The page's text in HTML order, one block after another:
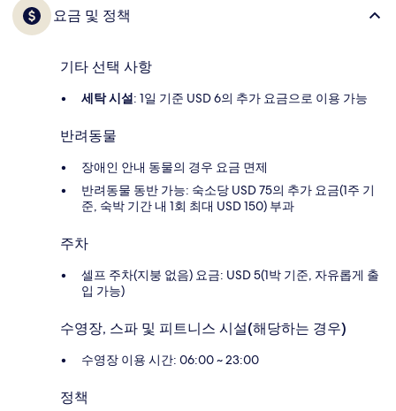
요금 및 정책
기타 선택 사항
세탁 시설: 1일 기준 USD 6의 추가 요금으로 이용 가능
반려동물
장애인 안내 동물의 경우 요금 면제
반려동물 동반 가능: 숙소당 USD 75의 추가 요금(1주 기
준, 숙박 기간 내 1회 최대 USD 150) 부과
주차
셀프 주차(지붕 없음) 요금: USD 5(1박 기준, 자유롭게 출
입 가능)
수영장, 스파 및 피트니스 시설(해당하는 경우)
수영장 이용 시간: 06:00 ~ 23:00
정책